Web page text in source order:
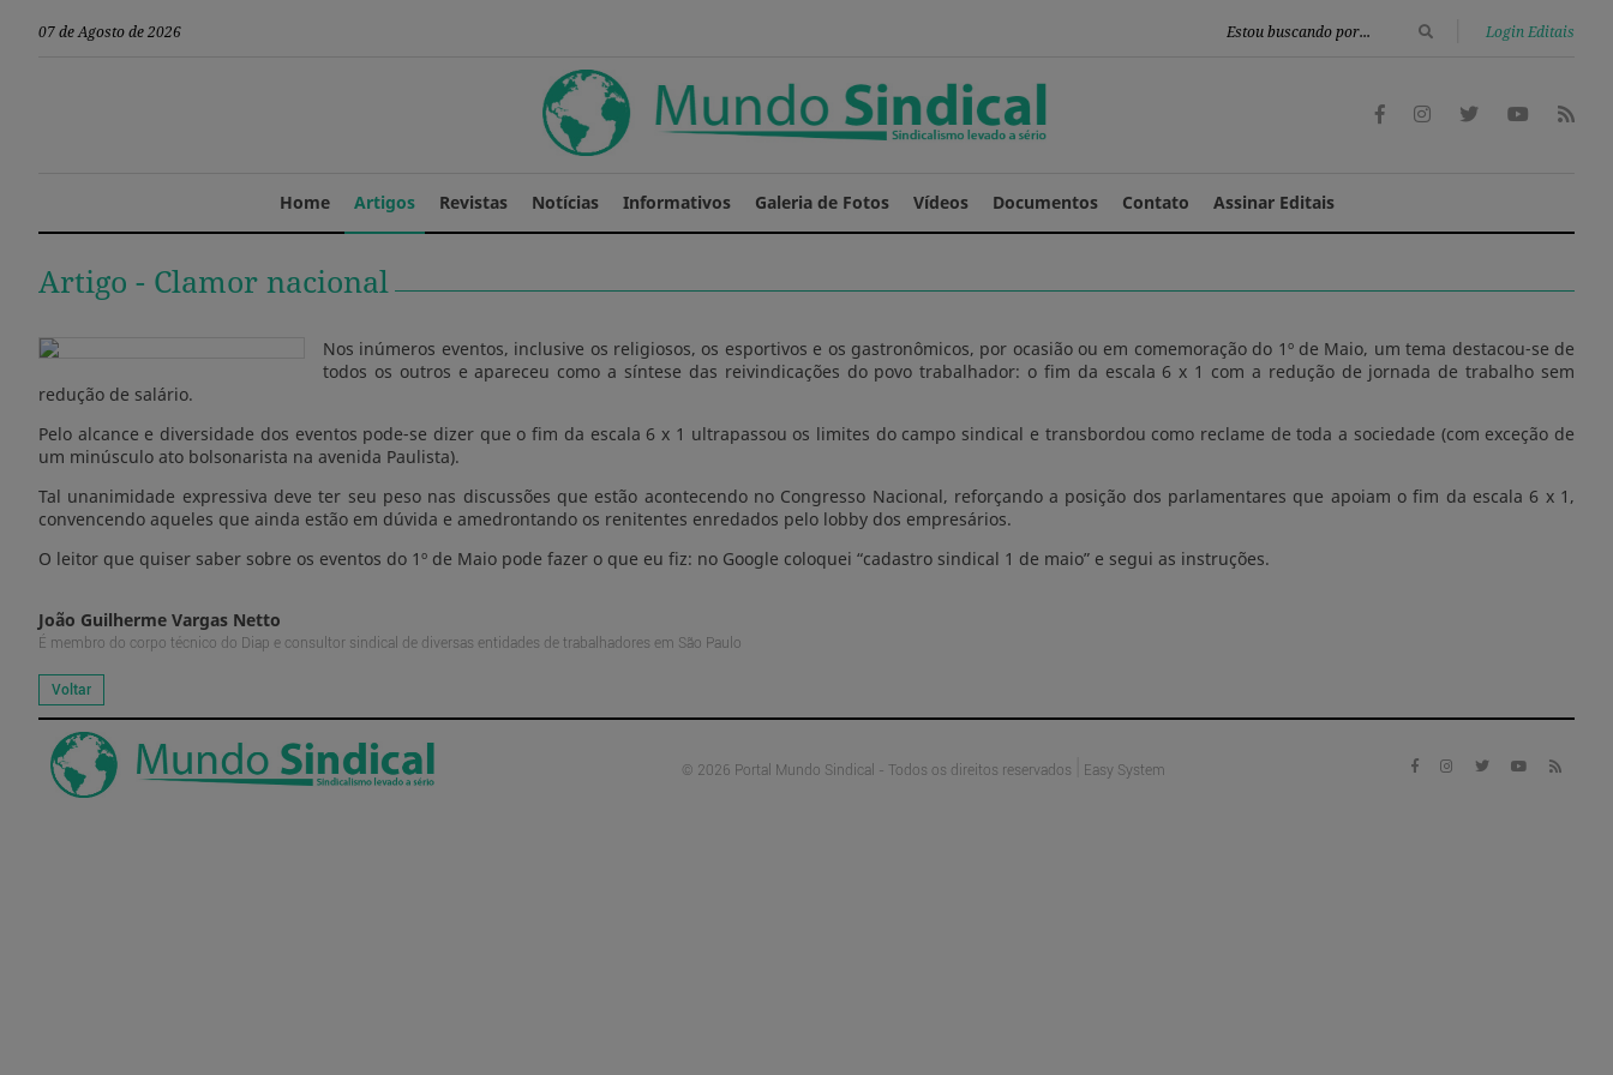
07 de Agosto de 2026 Login Editais
Home Artigos Revistas Notícias Informativos Galeria de Fotos Vídeos Documentos Contato Assinar Editais
Artigo - Clamor nacional
Nos inúmeros eventos, inclusive os religiosos, os esportivos e os gastronômicos, por ocasião ou em comemoração do 1º de Maio, um tema destacou-se de
todos os outros e apareceu como a síntese das reivindicações do povo trabalhador: o fim da escala 6 x 1 com a redução de jornada de trabalho sem
redução de salário.
Pelo alcance e diversidade dos eventos pode-se dizer que o fim da escala 6 x 1 ultrapassou os limites do campo sindical e transbordou como reclame de toda a sociedade (com exceção de
um minúsculo ato bolsonarista na avenida Paulista).
Tal unanimidade expressiva deve ter seu peso nas discussões que estão acontecendo no Congresso Nacional, reforçando a posição dos parlamentares que apoiam o fim da escala 6 x 1,
convencendo aqueles que ainda estão em dúvida e amedrontando os renitentes enredados pelo lobby dos empresários.
O leitor que quiser saber sobre os eventos do 1º de Maio pode fazer o que eu fiz: no Google coloquei “cadastro sindical 1 de maio” e segui as instruções.
João Guilherme Vargas Netto
É membro do corpo técnico do Diap e consultor sindical de diversas entidades de trabalhadores em São Paulo
© 2026 Portal Mundo Sindical - Todos os direitos reservados Easy System